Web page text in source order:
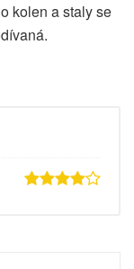
kolen a staly se